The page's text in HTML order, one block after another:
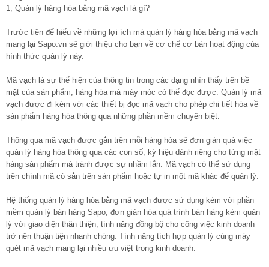
1, Quản lý hàng hóa bằng mã vạch là gì?
Trước tiên để hiểu về những lợi ích mà quản lý hàng hóa bằng mã vạch
mang lại Sapo.vn sẽ giới thiệu cho bạn về cơ chế cơ bản hoạt động của
hình thức quản lý này.
Mã vạch là sự thể hiện của thông tin trong các dạng nhìn thấy trên bề
mặt của sản phẩm, hàng hóa mà máy móc có thể đọc được. Quản lý mã
vạch được đi kèm với các thiết bị đọc mã vạch cho phép chi tiết hóa về
sản phẩm hàng hóa thông qua những phần mềm chuyên biệt.
Thông qua mã vạch được gắn trên mỗi hàng hóa sẽ đơn giản quá việc
quản lý hàng hóa thông qua các con số, ký hiệu dành riêng cho từng mặt
hàng sản phẩm mà tránh được sự nhầm lẫn. Mã vạch có thể sử dụng
trên chính mã có sắn trên sản phẩm hoặc tự in một mã khác để quản lý.
Hệ thống quản lý hàng hóa bằng mã vạch được sử dụng kèm với phần
mềm quản lý bán hàng Sapo, đơn giản hóa quá trình bán hàng kèm quản
lý với giao diện thân thiện, tính năng đồng bộ cho công việc kinh doanh
trở nên thuận tiện nhanh chóng. Tính năng tích hợp quản lý cùng máy
quét mã vạch mang lại nhiều ưu việt trong kinh doanh: